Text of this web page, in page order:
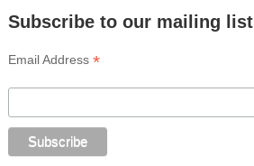
Subscribe to our mailing list
Email Address*